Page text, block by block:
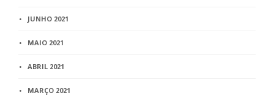
JUNHO 2021
MAIO 2021
ABRIL 2021
MARÇO 2021